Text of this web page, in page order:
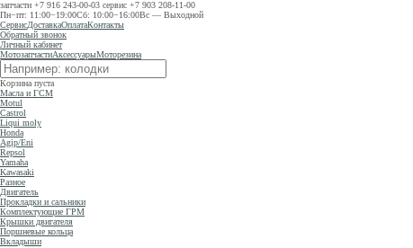
запчасти +7 916 243-00-03 сервис +7 903 208-11-00
Пн−пт: 11:00−19:00Сб: 10:00−16:00Вс — Выходной
СервисДоставкаОплатаКонтакты
Обратный звонок
Личный кабинет
МотозапчастиАксессуарыМоторезина
Корзина пуста
Масла и ГСМ
Motul
Castrol
Liqui moly
Honda
Agip/Eni
Repsol
Yamaha
Kawasaki
Разное
Двигатель
Прокладки и сальники
Комплектующие ГРМ
Крышки двигателя
Поршневые кольца
Вкладыши